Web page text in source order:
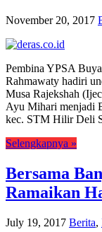
November 20, 2017
Pembina YPSA
Rahmawaty hadiri
Musa Rajekshah
Ayu Mihari menjadi
kec. STM Hilir Deli
Selengkapnya »
Bersama
Ramaikan
July 19, 2017 Berita,